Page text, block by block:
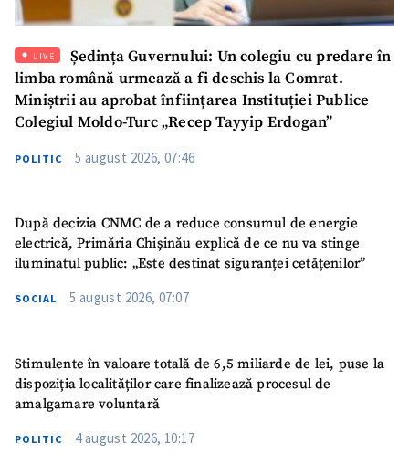
LIVE
Ședința Guvernului: Un colegiu cu predare în
limba română urmează a fi deschis la Comrat.
Miniștrii au aprobat înființarea Instituției Publice
Colegiul Moldo-Turc „Recep Tayyip Erdogan”
POLITIC 5 august 2026, 07:46
După decizia CNMC de a reduce consumul de energie
electrică, Primăria Chișinău explică de ce nu va stinge
iluminatul public: „Este destinat siguranței cetățenilor”
SOCIAL 5 august 2026, 07:07
Stimulente în valoare totală de 6,5 miliarde de lei, puse la
dispoziția localităților care finalizează procesul de
amalgamare voluntară
POLITIC 4 august 2026, 10:17
Mesajul știrei
+ Mesajul știrei
CONTACT SURSĂ
Email+ Emailul meu
+ Telefon personal
confidențialitate
TRIMITE ȘTIREA